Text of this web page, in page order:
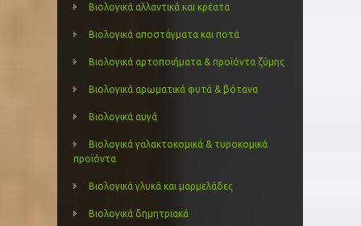
Βιολογικά αλλαντικά και κρέατα
Βιολογικά αποστάγματα και ποτά
Βιολογικά αρτοποιήματα & προϊόντα ζύμης
Βιολογικά αρωματικά φυτά & βότανα
Βιολογικά αυγά
Βιολογικά γαλακτοκομικά & τυροκομικά
προϊόντα
Βιολογικά γλυκά και μαρμελάδες
Βιολογικά δημητριακά